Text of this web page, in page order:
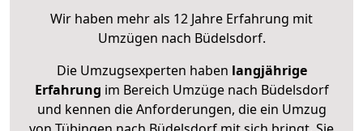
Wir haben mehr als 12 Jahre Erfahrung mit
Umzügen nach Büdelsdorf.
Die Umzugsexperten haben langjährige
Erfahrung im Bereich Umzüge nach Büdelsdorf
und kennen die Anforderungen, die ein Umzug